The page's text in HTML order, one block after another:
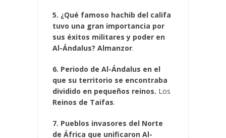
5. ¿Qué famoso hachib del califa
tuvo una gran importancia por
sus éxitos militares y poder en
Al-Ándalus? Almanzor.
6. Periodo de Al-Ándalus en el
que su territorio se encontraba
dividido en pequeños reinos. Los
Reinos de Taifas.
7. Pueblos invasores del Norte
de África que unificaron Al-